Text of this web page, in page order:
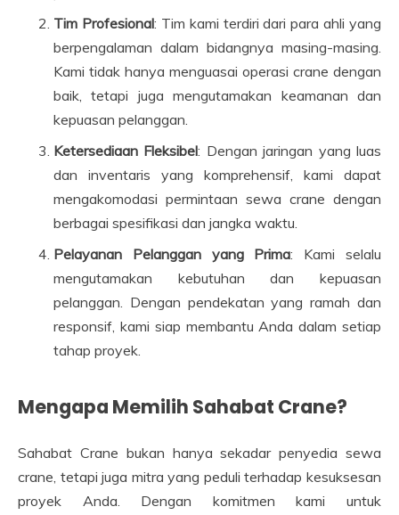
Tim Profesional: Tim kami terdiri dari para ahli yang
berpengalaman dalam bidangnya masing-masing.
Kami tidak hanya menguasai operasi crane dengan
baik, tetapi juga mengutamakan keamanan dan
kepuasan pelanggan.
Ketersediaan Fleksibel: Dengan jaringan yang luas
dan inventaris yang komprehensif, kami dapat
mengakomodasi permintaan sewa crane dengan
berbagai spesifikasi dan jangka waktu.
Pelayanan Pelanggan yang Prima: Kami selalu
mengutamakan kebutuhan dan kepuasan
pelanggan. Dengan pendekatan yang ramah dan
responsif, kami siap membantu Anda dalam setiap
tahap proyek.
Mengapa Memilih Sahabat Crane?
Sahabat Crane bukan hanya sekadar penyedia sewa
crane, tetapi juga mitra yang peduli terhadap kesuksesan
proyek Anda. Dengan komitmen kami untuk